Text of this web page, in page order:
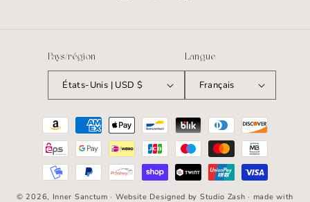
Pays/région
États-Unis | USD $
Langue
Français
Moyens
paiement
© 2026, Inner Sanctum · Website Designed by Studio Zash · made with